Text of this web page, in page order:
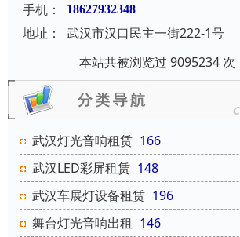
手机：
18627932348
地址：
武汉市汉口民主一街222-1号
本站共被浏览过 9095234 次
武汉灯光音响租赁 166
武汉LED彩屏租赁 148
武汉车展灯设备租赁 196
舞台灯光音响出租 146